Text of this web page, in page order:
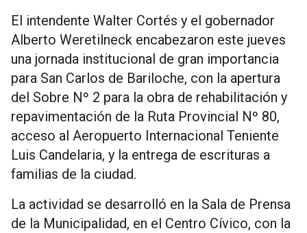
El intendente Walter Cortés y el gobernador
Alberto Weretilneck encabezaron este jueves
una jornada institucional de gran importancia
para San Carlos de Bariloche, con la apertura
del Sobre Nº 2 para la obra de rehabilitación y
repavimentación de la Ruta Provincial Nº 80,
acceso al Aeropuerto Internacional Teniente
Luis Candelaria, y la entrega de escrituras a
familias de la ciudad.
La actividad se desarrolló en la Sala de Prensa
de la Municipalidad, en el Centro Cívico, con la